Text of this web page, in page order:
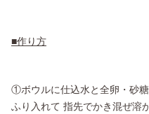
■作り方
①ボウルに仕込水と全卵・砂
ふり入れて 指先でかき混ぜ溶